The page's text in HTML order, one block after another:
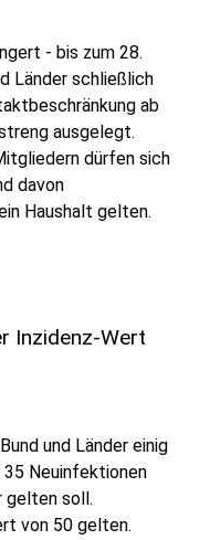
- bis zum 28.
Länder schließlich
ab
ausgelegt.
dürfen sich
davon
Haushalt gelten.
Inzidenz-Wert
und Länder einig
35 Neuinfektionen
gelten soll.
von 50 gelten.